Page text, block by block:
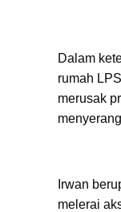
Dalam
rumah
merusak
Irwan
melerai